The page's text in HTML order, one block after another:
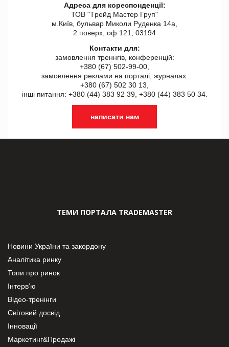
Адреса для кореспонденції:
ТОВ "Tрейд Мастер Груп"
м.Київ, бульвар Миколи Руденка 14а,
2 поверх, оф 121, 03194
Контакти для:
замовлення треннгів, конференцій:
+380 (67) 502-99-00,
замовлення реклами на порталі, журналах:
+380 (67) 502 30 13,
інші питання: +380 (44) 383 92 39, +380 (44) 383 50 34.
написати нам
ТЕМИ ПОРТАЛА TRADEMASTER
Новини України та закордону
Аналітика ринку
Топи про ринок
Інтерв’ю
Відео-тренінги
Світовий досвід
Інновації
Маркетинг&Продажі